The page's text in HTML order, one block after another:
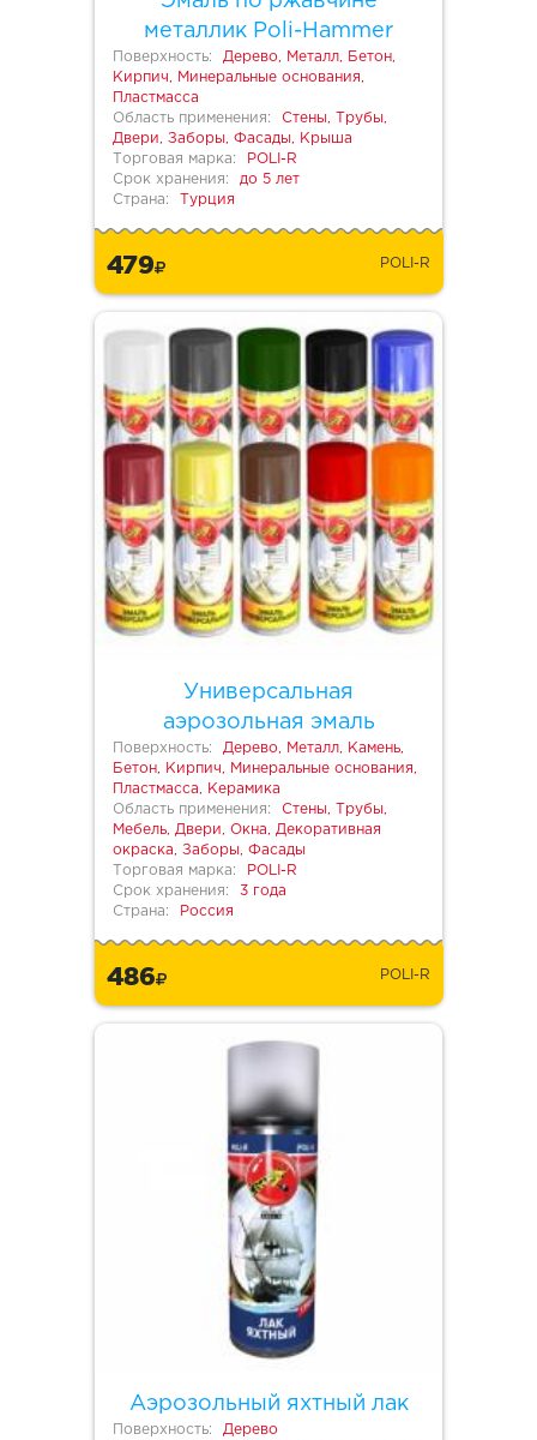
металлик Poli-Hammer
Поверхность:
Дерево, Металл, Бетон,
Кирпич, Минеральные основания,
Пластмасса
Область применения:
Стены, Трубы,
Двери, Заборы, Фасады, Крыша
Торговая марка:
POLI-R
Срок хранения:
до 5 лет
Страна:
Турция
479 POLI-R
Универсальная
аэрозольная эмаль
Поверхность:
Дерево, Металл, Камень,
Бетон, Кирпич, Минеральные основания,
Пластмасса, Керамика
Область применения:
Стены, Трубы,
Мебель, Двери, Окна, Декоративная
окраска, Заборы, Фасады
Торговая марка:
POLI-R
Срок хранения:
3 года
Страна:
Россия
486 POLI-R
Аэрозольный яхтный лак
Поверхность:
Дерево